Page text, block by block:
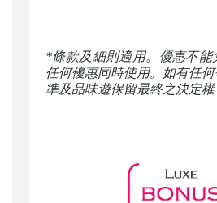
*條款及細則適用。優惠不能
任何優惠同時使用。如有任
準及品味遊保留最終之決定權